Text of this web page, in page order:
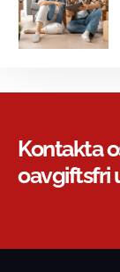
Kontakta
oavgiftsfri